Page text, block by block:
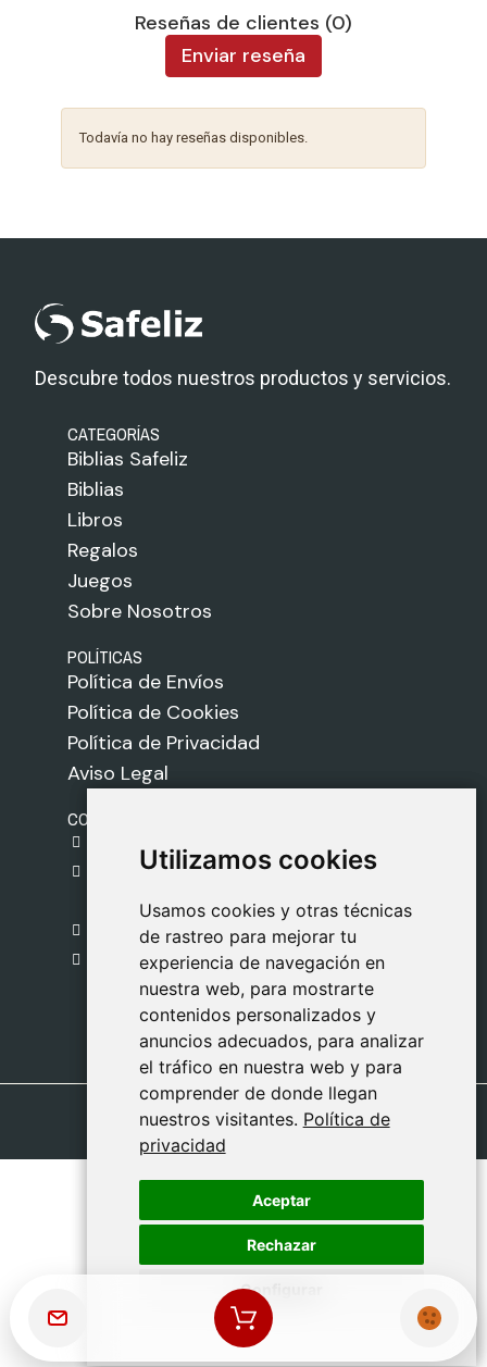
Utilizamos cookies
Usamos cookies y otras técnicas
de rastreo para mejorar tu
experiencia de navegación en
nuestra web, para mostrarte
contenidos personalizados y
anuncios adecuados, para analizar
el tráfico en nuestra web y para
comprender de donde llegan
nuestros visitantes. Política de
privacidad
Aceptar
Rechazar
Configurar
Utilizamos cookies
Usamos cookies y otras técnicas
de rastreo para mejorar tu
experiencia de navegación en
nuestra web, para mostrarte
contenidos personalizados y
anuncios adecuados, para analizar
el tráfico en nuestra web y para
comprender de donde llegan
nuestros visitantes. Política de
privacidad
Aceptar
Rechazar
Configurar
Reseñas de clientes (0)
Enviar reseña
Todavía no hay reseñas disponibles.
Descubre todos nuestros productos y servicios.
CATEGORÍAS
Biblias Safeliz
Biblias
Libros
Regalos
Juegos
Sobre Nosotros
POLÍTICAS
Política de Envíos
Política de Cookies
Política de Privacidad
Aviso Legal
CONTACTO
C. del Pradillo, 6, 28770 Colmenar Viejo,
Madrid
918 459 877
Lunes a Viernes
09:00 - 13:00